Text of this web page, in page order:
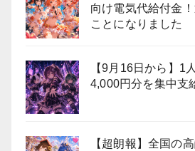
向け電気代給付金
ことになりました
【9月16日から】1
4,000円分を集中支
【超朗報】全国の